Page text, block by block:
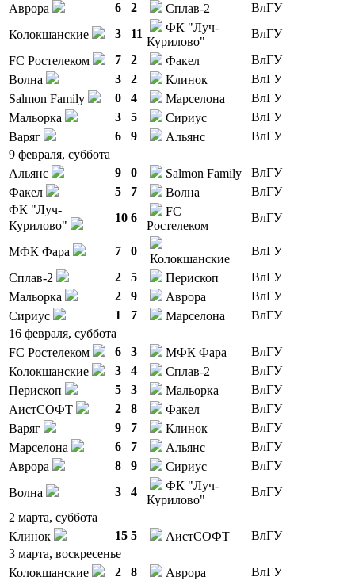
Аврора
6 2 Сплав-2
ВлГУ
Колокшанские
3 11
ФК "Луч-
Курилово"
ВлГУ
FC Ростелеком
7 2 Факел
ВлГУ
Волна
3 2 Клинок
ВлГУ
Salmon Family
0 4 Марселона
ВлГУ
Мальорка
3 5 Сириус
ВлГУ
Варяг
6 9 Альянс
ВлГУ
9 февраля, суббота
Альянс
9 0 Salmon Family
ВлГУ
Факел
5 7 Волна
ВлГУ
ФК "Луч-
Курилово"
10 6
FC
Ростелеком
ВлГУ
МФК Фара 7 0
Колокшанские
ВлГУ
Сплав-2
2 5 Перископ
ВлГУ
Мальорка
2 9 Аврора
ВлГУ
Сириус
1 7 Марселона
ВлГУ
16 февраля, суббота
FC Ростелеком
6 3 МФК Фара
ВлГУ
Колокшанские
3 4 Сплав-2
ВлГУ
Перископ
5 3 Мальорка
ВлГУ
АистСОФТ
2 8 Факел
ВлГУ
Варяг
9 7 Клинок
ВлГУ
Марселона
6 7 Альянс
ВлГУ
Аврора
8 9 Сириус
ВлГУ
Волна
3 4
ФК "Луч-
Курилово"
ВлГУ
2 марта, суббота
Клинок
15 5 АистСОФТ
ВлГУ
3 марта, воскресенье
Колокшанские
2 8 Аврора
ВлГУ